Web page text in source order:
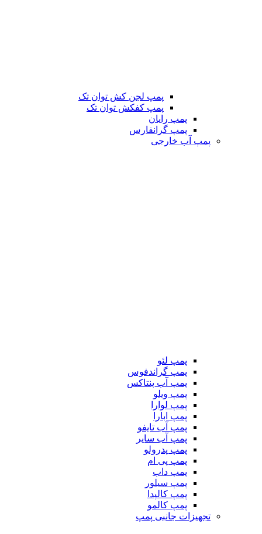
پمپ لجن کش توان تک
پمپ کفکش توان تک
پمپ رایان
پمپ گرانفارس
پمپ آب خارجی
پمپ لئو
پمپ گراندفوس
پمپ آب پنتاکس
پمپ ویلو
پمپ لوارا
پمپ ابارا
پمپ آب تایفو
پمپ آب سایر
پمپ پدرولو
پمپ پی ام
پمپ داب
پمپ سیلور
پمپ کالپدا
پمپ کالمو
تجهیزات جانبی پمپ